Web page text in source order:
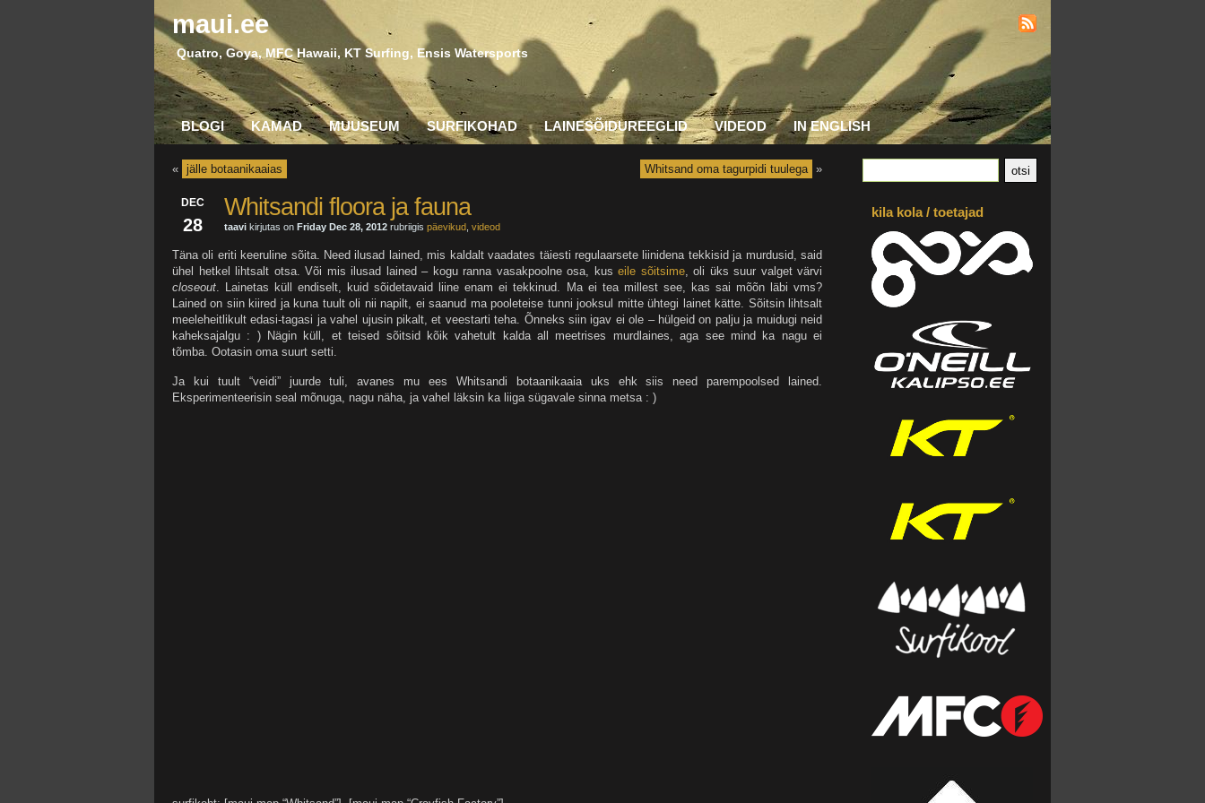
maui.ee
Quatro, Goya, MFC Hawaii, KT Surfing, Ensis Watersports
BLOGI KAMAD MUUSEUM SURFIKOHAD LAINESÕIDUREEGLID VIDEOD IN ENGLISH
Whitsand oma tagurpidi tuulega »
« jälle botaanikaaias
DEC
28
Whitsandi floora ja fauna
taavi kirjutas on Friday Dec 28, 2012 rubriigis päevikud videod
Täna oli eriti keeruline sõita. Need ilusad lained, mis kaldalt vaadates täiesti regulaarsete liinidena tekkisid ja murdusid, said
ühel hetkel lihtsalt otsa. Või mis ilusad lained – kogu ranna vasakpoolne osa, kus eile sõitsime, oli üks suur valget värvi
closeout. Lainetas küll endiselt, kuid sõidetavaid liine enam ei tekkinud. Ma ei tea millest see, kas sai mõõn läbi vms?
Lained on siin kiired ja kuna tuult oli nii napilt, ei saanud ma pooleteise tunni jooksul mitte ühtegi lainet kätte. Sõitsin lihtsalt
meeleheitlikult edasi-tagasi ja vahel ujusin pikalt, et veestarti teha. Õnneks siin igav ei ole – hülgeid on palju ja muidugi neid
kaheksajalgu : ) Nägin küll, et teised sõitsid kõik vahetult kalda all meetrises murdlaines, aga see mind ka nagu ei
tõmba. Ootasin oma suurt setti.
Ja kui tuult “veidi” juurde tuli, avanes mu ees Whitsandi botaanikaaia uks ehk siis need parempoolsed lained.
Eksperimenteerisin seal mõnuga, nagu näha, ja vahel läksin ka liiga sügavale sinna metsa : )
kila kola / toetajad